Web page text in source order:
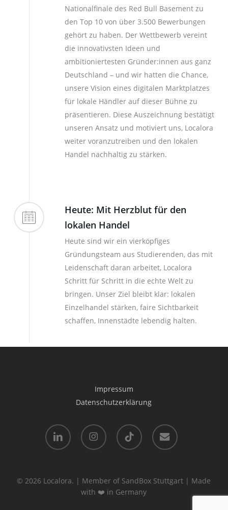
Nationalfinale des Red Bull Basement zu
den Top 10 von über 3.500 Bewerbungen
gehört zu haben. Der Wettbewerb vereint
die innovativsten Ideen und
ambitioniertesten Gründer:innen aus ganz
Deutschland – und wir hatten die Chance,
unsere Vision eines digitalen Marktplatzes
für lokale Händler auf dieser Bühne zu
präsentieren. Diese Auszeichnung bestätigt
unseren Ansatz und motiviert uns, Localora
weiter voranzutreiben und den lokalen
Handel nachhaltig zu stärken.
Heute: Mit Herzblut für den
lokalen Handel
Heute sind wir ein vierköpfiges
Gründungsteam aus Studierenden, das mit
Leidenschaft daran arbeitet, Localora
Schritt für Schritt in die echte Welt zu
bringen. Unser Ziel bleibt klar: lokalen
Einzelhandel stärken, faire Sichtbarkeit
schaffen, Innenstädte lebendig halten.
Impressum
Datenschutzerklärung
linkedin instagram tiktok email
© 2026 Localora. | Member of SandBox Stuttgart | Made
with ❤️ in Germany